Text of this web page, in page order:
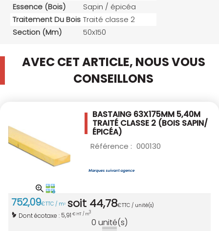
Essence (bois)
Sapin / épicéa
Traitement Du Bois Traité classe 2
Section (mm)
50x150
AVEC CET ARTICLE, NOUS VOUS
CONSEILLONS
BASTAING 63X175MM 5,40M
TRAITÉ CLASSE 2 (BOIS SAPIN/
ÉPICÉA)
Référence : 000130
752,09€TTC / m3 soit 44,78€TTC / unité(s)
Dont écotaxe : 5,91 € HT / m3
0 unité(s)